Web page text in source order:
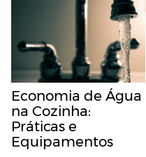
Economia de Água
na Cozinha:
Práticas e
Equipamentos